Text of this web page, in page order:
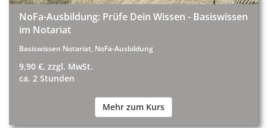
NoFa-Ausbildung: Prüfe Dein Wissen - Basiswissen
im Notariat
Basiswissen Notariat, NoFa-Ausbildung
9,90 €, zzgl. MwSt.
ca. 2 Stunden
Mehr zum Kurs